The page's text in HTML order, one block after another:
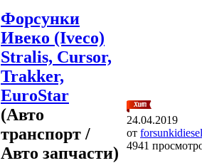
Форсунки
Ивеко (Iveco)
Stralis, Cursor,
Trakker,
EuroStar
(Авто
транспорт /
Авто запчасти)
24.04.2019
от forsunkidiesel
4941